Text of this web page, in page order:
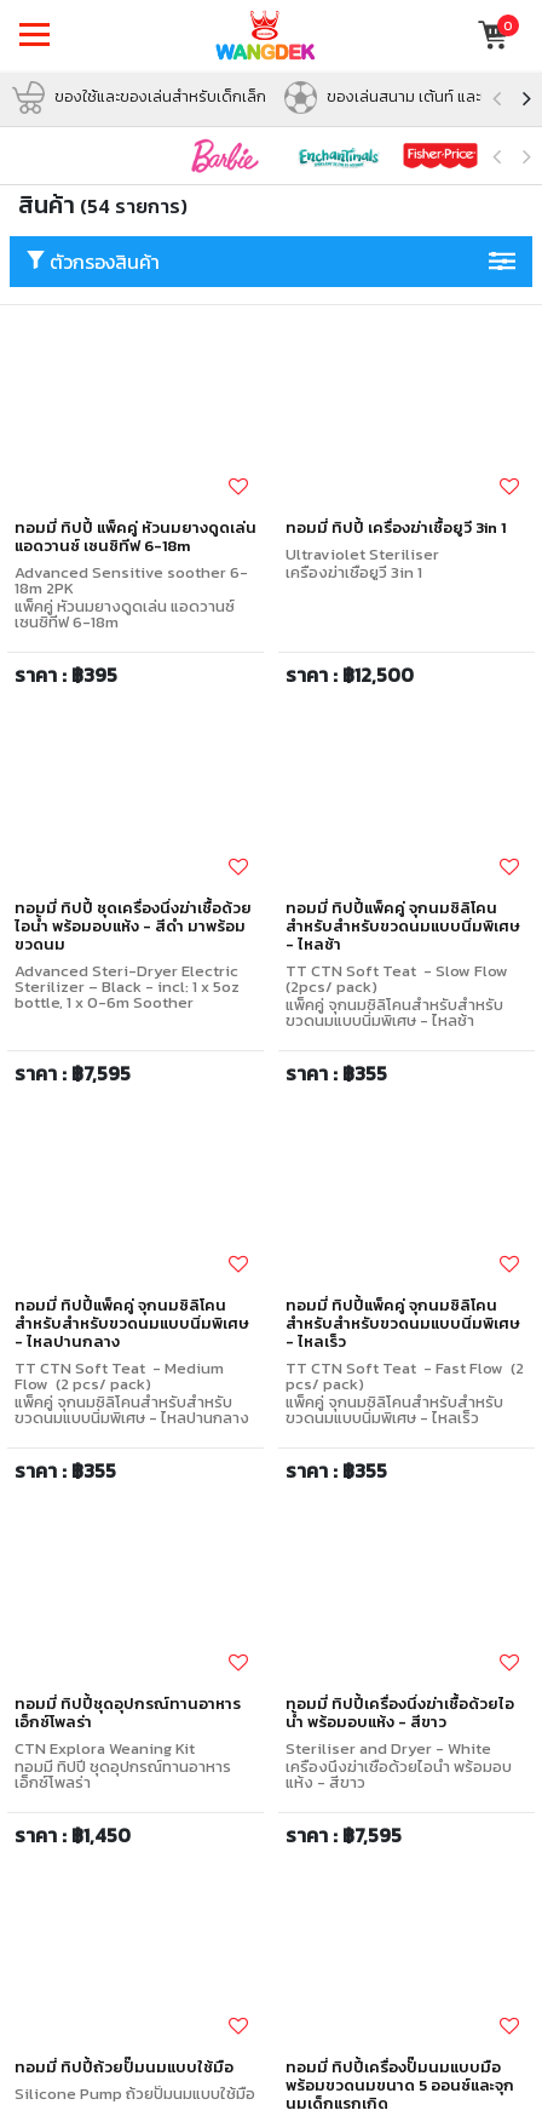
0
ของใช้และของเล่นสำหรับเด็กเล็ก ของเล่นสนาม เต้นท์ และบอล
สินค้า (54 รายการ)
ตัวกรองสินค้า
ทอมมี่ ทิปปี้ แพ็คคู่ หัวนมยางดูดเล่น
แอดวานซ์ เซนซิทีฟ 6-18m
Advanced Sensitive soother 6-
18m 2PK
แพ็คคู่ หัวนมยางดูดเล่น แอดวานซ์
เซนซิทีฟ 6-18m
ราคา : ฿395
ทอมมี่ ทิปปี้ เครื่องฆ่าเชื้อยูวี 3in 1
Ultraviolet Steriliser
เครื่องฆ่าเชื้อยูวี 3in 1
ราคา : ฿12,500
ทอมมี่ ทิปปี้ ชุดเครื่องนึ่งฆ่าเชื้อด้วย
ไอน้ำ พร้อมอบแห้ง - สีดำ มาพร้อม
ขวดนม
Advanced Steri-Dryer Electric
Sterilizer – Black - incl: 1 x 5oz
bottle, 1 x 0-6m Soother
ราคา : ฿7,595
ทอมมี่ ทิปปี้แพ็คคู่ จุกนมซิลิโคน
สำหรับสำหรับขวดนมแบบนิ่มพิเศษ
- ไหลช้า
TT CTN Soft Teat - Slow Flow
(2pcs/ pack)
แพ็คคู่ จุกนมซิลิโคนสำหรับสำหรับ
ขวดนมแบบนิ่มพิเศษ - ไหลช้า
ราคา : ฿355
ทอมมี่ ทิปปี้แพ็คคู่ จุกนมซิลิโคน
สำหรับสำหรับขวดนมแบบนิ่มพิเศษ
- ไหลปานกลาง
TT CTN Soft Teat - Medium
Flow (2 pcs/ pack)
แพ็คคู่ จุกนมซิลิโคนสำหรับสำหรับ
ขวดนมแบบนิ่มพิเศษ - ไหลปานกลาง
ราคา : ฿355
ทอมมี่ ทิปปี้แพ็คคู่ จุกนมซิลิโคน
สำหรับสำหรับขวดนมแบบนิ่มพิเศษ
- ไหลเร็ว
TT CTN Soft Teat - Fast Flow (2
pcs/ pack)
แพ็คคู่ จุกนมซิลิโคนสำหรับสำหรับ
ขวดนมแบบนิ่มพิเศษ - ไหลเร็ว
ราคา : ฿355
ทอมมี่ ทิปปี้ชุดอุปกรณ์ทานอาหาร
เอ็กซ์โพลร่า
CTN Explora Weaning Kit
ทอมมี่ ทิปปี้ ชุดอุปกรณ์ทานอาหาร
เอ็กซ์โพลร่า
ราคา : ฿1,450
ทอมมี่ ทิปปี้เครื่องนึ่งฆ่าเชื้อด้วยไอ
น้ำ พร้อมอบแห้ง - สีขาว
Steriliser and Dryer - White
เครื่องนึ่งฆ่าเชื้อด้วยไอน้ำ พร้อมอบ
แห้ง - สีขาว
ราคา : ฿7,595
ทอมมี่ ทิปปี้ถ้วยปั๊มนมแบบใช้มือ
Silicone Pump ถ้วยปั๊มนมแบบใช้มือ
ทอมมี่ ทิปปี้เครื่องปั๊มนมแบบมือ
พร้อมขวดนมขนาด 5 ออนซ์และจุก
นมเด็กแรกเกิด